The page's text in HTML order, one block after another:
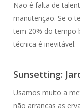
Não é falta de
manutenção. Se o
tem 20% do tempo
técnica é inevitável.
Sunsetting:
Usamos muito a
não arrancas as